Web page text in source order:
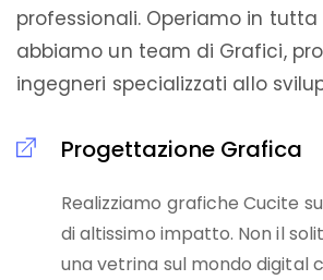
professionali. Operiamo in tutta
abbiamo un team di Grafici,
ingegneri specializzati allo
Progettazione Grafica
Realizziamo grafiche Cucite
di altissimo impatto. Non il
una vetrina sul mondo digital